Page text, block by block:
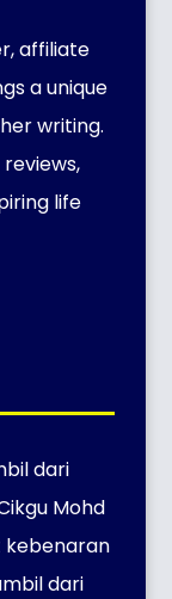
affiliate
a unique
writing.
life
dari
Mohd
kebenaran
dari